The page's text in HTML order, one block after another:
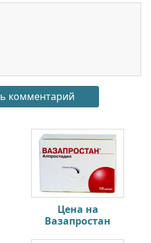
Цена на
Вазапростан